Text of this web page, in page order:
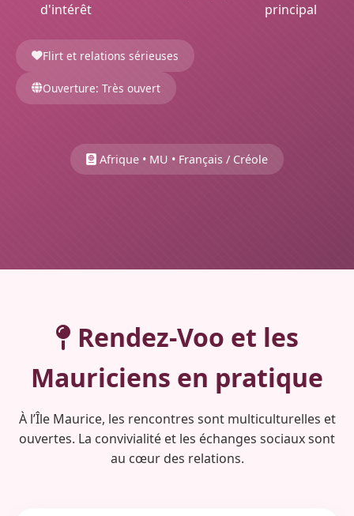
d'intérêt
principal
Flirt et relations sérieuses
Ouverture: Très ouvert
Afrique • MU • Français / Créole
Rendez-Voo et les
Mauriciens en pratique
À l’Île Maurice, les rencontres sont multiculturelles et
ouvertes. La convivialité et les échanges sociaux sont
au cœur des relations.